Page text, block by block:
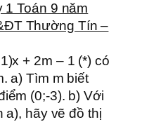
Toán 9 năm
Thường Tín –
+ 2m – 1 (*) có
a) Tìm m biết
(0;-3). b) Với
a), hãy vẽ đồ thị